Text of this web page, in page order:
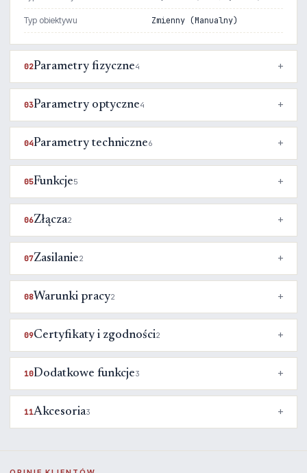
Typ obiektywu Zmienny (Manualny)
02Parametry fizyczne4
03Parametry optyczne4
04Parametry techniczne6
05Funkcje5
06Złącza2
07Zasilanie2
08Warunki pracy2
09Certyfikaty i zgodności2
10Dodatkowe funkcje3
11Akcesoria3